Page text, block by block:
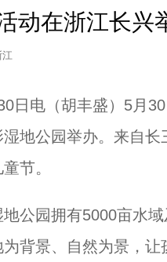
动在浙江长兴
江
电（胡丰盛）5月30
地公园举办。来自
节。
园拥有5000亩水域
背景、自然为景，